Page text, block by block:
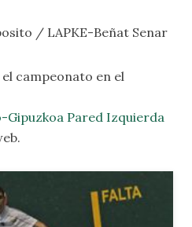
/ LAPKE-Beñat Senar
campeonato en el
Pared Izquierda